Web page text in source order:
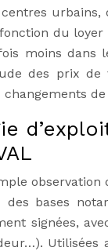
du
moins dans
des prix de
des bases
signées,